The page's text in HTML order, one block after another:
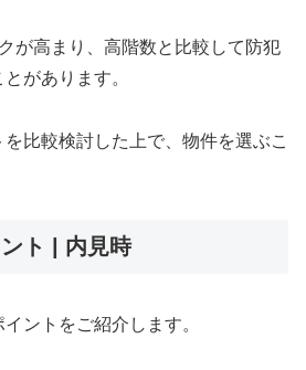
が高まり、高階数と比較して防犯
があります。
比較検討した上で、物件を選ぶこ
ト | 内見時
ントをご紹介します。